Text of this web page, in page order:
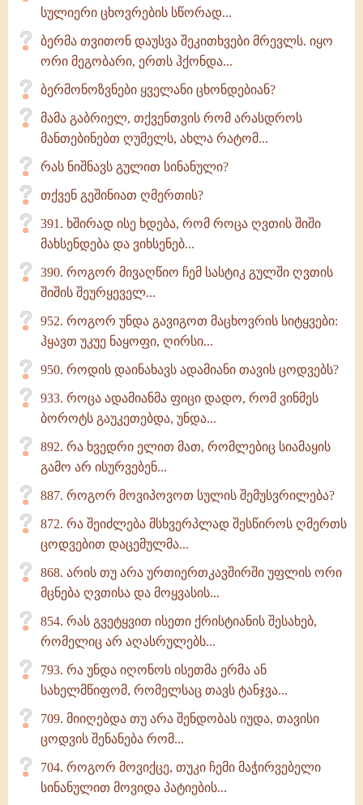
სულიერი ცხოვრების სწორად...
ბერმა თვითონ დაუსვა შეკითხვები მრევლს. იყო
ორი მეგობარი, ერთს ჰქონდა...
ბერმონოზვნები ყველანი ცხონდებიან?
მამა გაბრიელ, თქვენთვის რომ არასდროს
მანთებინებთ ღუმელს, ახლა რატომ...
რას ნიშნავს გულით სინანული?
თქვენ გეშინიათ ღმერთის?
391. ხშირად ისე ხდება, რომ როცა ღვთის შიში
მახსენდება და ვიხსენებ...
390. როგორ მივაღწიო ჩემ სასტიკ გულში ღვთის
შიშის შეურყეველ...
952. როგორ უნდა გავიგოთ მაცხოვრის სიტყვები:
ჰყავთ უკუე ნაყოფი, ღირსი...
950. როდის დაინახავს ადამიანი თავის ცოდვებს?
933. როცა ადამიანმა ფიცი დადო, რომ ვინმეს
ბოროტს გაუკეთებდა, უნდა...
892. რა ხვედრი ელით მათ, რომლებიც სიამაყის
გამო არ ისურვებენ...
887. როგორ მოვიპოვოთ სულის შემუსვრილება?
872. რა შეიძლება მსხვერპლად შესწიროს ღმერთს
ცოდვებით დაცემულმა...
868. არის თუ არა ურთიერთკავშირში უფლის ორი
მცნება ღვთისა და მოყვასის...
854. რას გვეტყვით ისეთი ქრისტიანის შესახებ,
რომელიც არ აღასრულებს...
793. რა უნდა იღონოს ისეთმა ერმა ან
სახელმწიფომ, რომელსაც თავს ტანჯვა...
709. მიიღებდა თუ არა შენდობას იუდა, თავისი
ცოდვის შენანება რომ...
704. როგორ მოვიქცე, თუკი ჩემი მაჭირვებელი
სინანულით მოვიდა პატიების...